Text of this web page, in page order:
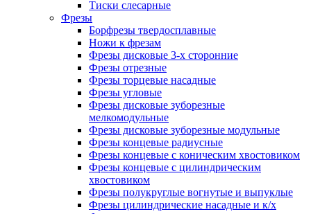
Тиски слесарные
Фрезы
Борфрезы твердосплавные
Ножи к фрезам
Фрезы дисковые 3-х сторонние
Фрезы отрезные
Фрезы торцевые насадные
Фрезы угловые
Фрезы дисковые зуборезные
мелкомодульные
Фрезы дисковые зуборезные модульные
Фрезы концевые радиусные
Фрезы концевые с коническим хвостовиком
Фрезы концевые с цилиндрическим
хвостовиком
Фрезы полукруглые вогнутые и выпуклые
Фрезы цилиндрические насадные и к/х